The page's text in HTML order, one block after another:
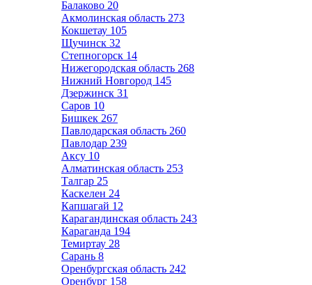
Балаково 20
Акмолинская область 273
Кокшетау 105
Щучинск 32
Степногорск 14
Нижегородская область 268
Нижний Новгород 145
Дзержинск 31
Саров 10
Бишкек 267
Павлодарская область 260
Павлодар 239
Аксу 10
Алматинская область 253
Талгар 25
Каскелен 24
Капшагай 12
Карагандинская область 243
Караганда 194
Темиртау 28
Сарань 8
Оренбургская область 242
Оренбург 158